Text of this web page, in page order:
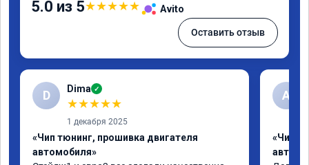
5.0 из 5★★★★★ Avito
Оставить отзыв
D Dima ✓
★★★★★
1 декабря 2025
«Чип тюнинг, прошивка двигателя
автомобиля»
А
«Чип